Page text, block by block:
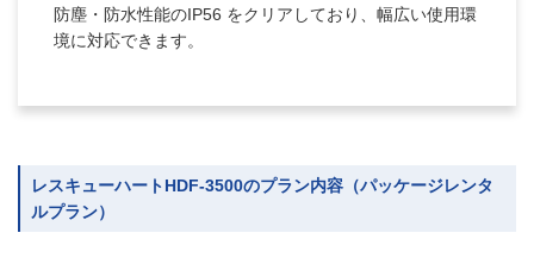
防塵・防水性能のIP56 をクリアしており、幅広い使用環
境に対応できます。
レスキューハートHDF-3500のプラン内容（パッケージレンタ
ルプラン）